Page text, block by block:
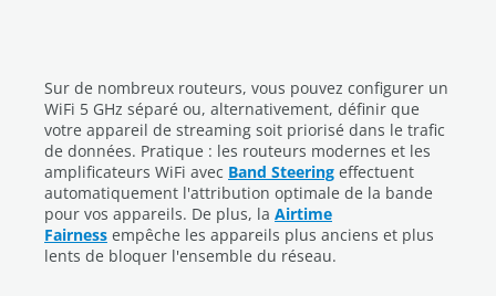
Sur de nombreux routeurs, vous pouvez configurer un
WiFi 5 GHz séparé ou, alternativement, définir que
votre appareil de streaming soit priorisé dans le trafic
de données. Pratique : les routeurs modernes et les
amplificateurs WiFi avec Band Steering effectuent
automatiquement l'attribution optimale de la bande
pour vos appareils. De plus, la Airtime
Fairness empêche les appareils plus anciens et plus
lents de bloquer l'ensemble du réseau.